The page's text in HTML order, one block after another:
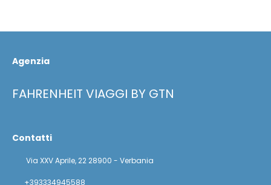
Agenzia
FAHRENHEIT VIAGGI BY GTN
Contatti
Via XXV Aprile, 22 28900 - Verbania
+393334945588